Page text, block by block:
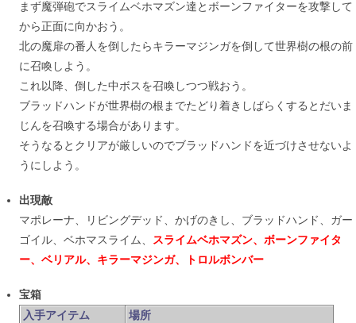
まず魔弾砲でスライムベホマズン達とボーンファイターを攻撃して
から正面に向かおう。
北の魔扉の番人を倒したらキラーマジンガを倒して世界樹の根の前
に召喚しよう。
これ以降、倒した中ボスを召喚しつつ戦おう。
ブラッドハンドが世界樹の根までたどり着きしばらくするとだいま
じんを召喚する場合があります。
そうなるとクリアが厳しいのでブラッドハンドを近づけさせないよ
うにしよう。
出現敵
マポレーナ、リビングデッド、かげのきし、ブラッドハンド、ガー
ゴイル、ベホマスライム、 スライムベホマズン、ボーンファイタ
ー、ベリアル、キラーマジンガ、トロルボンバー
宝箱
入手アイテム
場所